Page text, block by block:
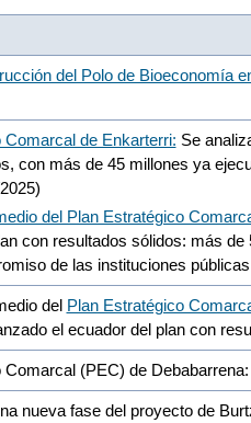
del Polo de Bioeconomía
Comarcal de Enkarterri: Se
con más de 45 millones ya
del Plan Estratégico
con resultados sólidos: más
de las instituciones
del Plan Estratégico
el ecuador del plan con
Comarcal (PEC) de
nueva fase del proyecto de